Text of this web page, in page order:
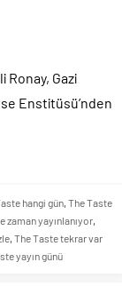
Ronay, Gazi
Enstitüsü’nden
hangi gün The Taste
zaman yayınlanıyor
The Taste tekrar var
yayın günü